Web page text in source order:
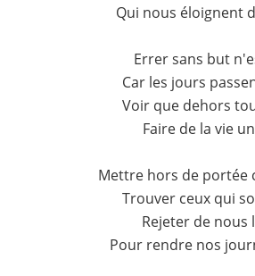
Qui nous éloignent
Errer sans but
Car les jours
Voir que dehors
Faire de la vie
Mettre hors de portée
Trouver ceux qui
Rejeter de nous
Pour rendre nos